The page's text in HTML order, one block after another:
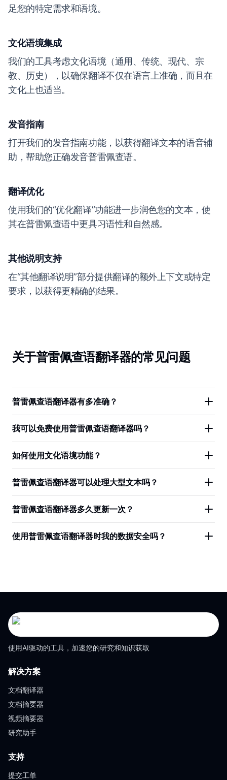
足您的特定需求和语境。
文化语境集成
我们的工具考虑文化语境（通用、传统、现代、宗
教、历史），以确保翻译不仅在语言上准确，而且在
文化上也适当。
发音指南
打开我们的发音指南功能，以获得翻译文本的语音辅
助，帮助您正确发音普雷佩查语。
翻译优化
使用我们的“优化翻译”功能进一步润色您的文本，使
其在普雷佩查语中更具习语性和自然感。
其他说明支持
在“其他翻译说明”部分提供翻译的额外上下文或特定
要求，以获得更精确的结果。
关于普雷佩查语翻译器的常见问题
普雷佩查语翻译器有多准确？
我可以免费使用普雷佩查语翻译器吗？
如何使用文化语境功能？
普雷佩查语翻译器可以处理大型文本吗？
普雷佩查语翻译器多久更新一次？
使用普雷佩查语翻译器时我的数据安全吗？
使用AI驱动的工具，加速您的研究和知识获取
解决方案
文档翻译器
文档摘要器
视频摘要器
研究助手
支持
提交工单